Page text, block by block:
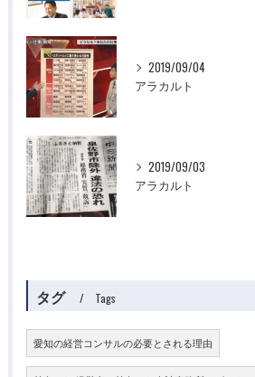
2019/09/04
アラカルト
2019/09/03
アラカルト
タグ Tags
愛知の経営コンサルの必要とされる理由